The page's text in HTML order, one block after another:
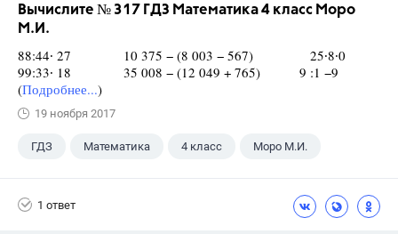
Вычислите № 317 ГДЗ Математика 4 класс Моро
М.И.
88:44∙ 27 10 375 − (8 003 − 567) 25∙8∙0
99:33∙ 18 35 008 − (12 049 + 765) 9 :1 −9
(Подробнее...)
19 ноября 2017
ГДЗ Математика 4 класс Моро М.И.
1 ответ